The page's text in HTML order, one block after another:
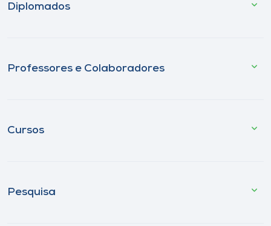
Diplomados
Professores e Colaboradores
Cursos
Pesquisa